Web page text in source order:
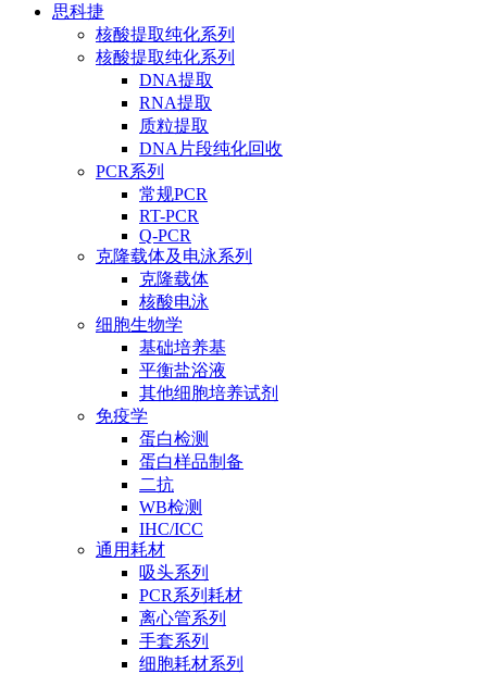
思科捷
核酸提取纯化系列
核酸提取纯化系列
DNA提取
RNA提取
质粒提取
DNA片段纯化回收
PCR系列
常规PCR
RT-PCR
Q-PCR
克隆载体及电泳系列
克隆载体
核酸电泳
细胞生物学
基础培养基
平衡盐浴液
其他细胞培养试剂
免疫学
蛋白检测
蛋白样品制备
二抗
WB检测
IHC/ICC
通用耗材
吸头系列
PCR系列耗材
离心管系列
手套系列
细胞耗材系列